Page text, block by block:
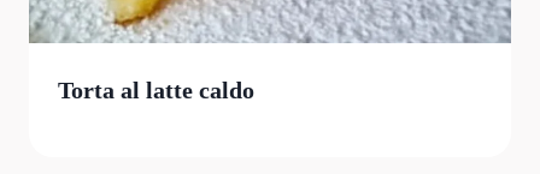
Torta al latte caldo